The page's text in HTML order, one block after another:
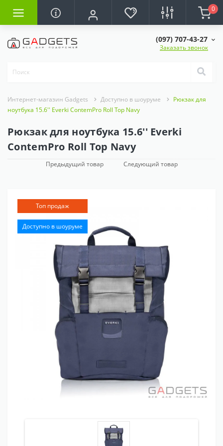
0
(097) 707-43-27
Заказать звонок
Интернет-магазин Gadgets Доступно в шоуруме
Рюкзак для
ноутбука 15.6'' Everki ContemPro Roll Top Navy
Рюкзак для ноутбука 15.6'' Everki
ContemPro Roll Top Navy
Предыдущий товар Следующий товар
Топ продаж
Доступно в шоуруме